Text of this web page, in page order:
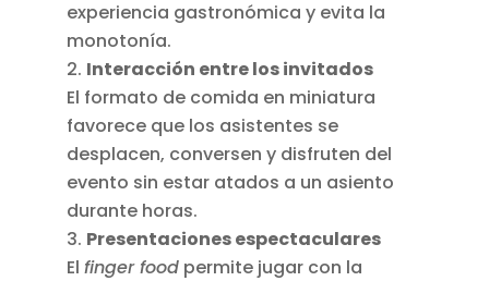
experiencia gastronómica y evita la
monotonía.
Interacción entre los invitados
El formato de comida en miniatura
favorece que los asistentes se
desplacen, conversen y disfruten del
evento sin estar atados a un asiento
durante horas.
Presentaciones espectaculares
El finger foodpermite jugar con la